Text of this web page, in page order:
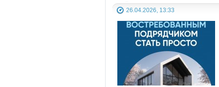
26.04.2026, 13:33